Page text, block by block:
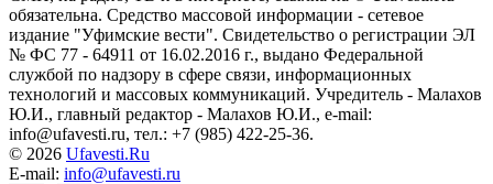
обязательна. Средство массовой информации - сетевое
издание "Уфимские вести". Свидетельство о регистрации ЭЛ
№ ФС 77 - 64911 от 16.02.2016 г., выдано Федеральной
службой по надзору в сфере связи, информационных
технологий и массовых коммуникаций. Учредитель - Малахов
Ю.И., главный редактор - Малахов Ю.И., e-mail:
info@ufavesti.ru, тел.: +7 (985) 422-25-36.
© 2026 Ufavesti.Ru
E-mail: info@ufavesti.ru